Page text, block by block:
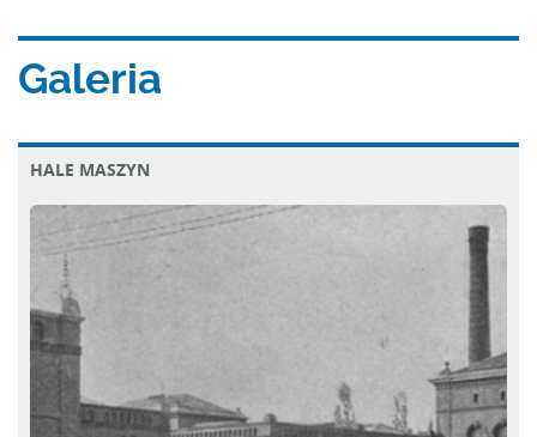
Galeria
HALE MASZYN